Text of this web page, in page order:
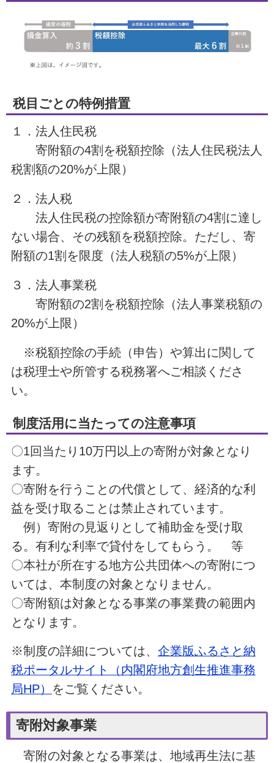
税目ごとの特例措置
１．法人住民税
寄附額の4割を税額控除（法人住民税法人
税割額の20%が上限）
２．法人税
法人住民税の控除額が寄附額の4割に達し
ない場合、その残額を税額控除。ただし、寄
附額の1割を限度（法人税額の5%が上限）
３．法人事業税
寄附額の2割を税額控除（法人事業税額の
20%が上限）
※税額控除の手続（申告）や算出に関して
は税理士や所管する税務署へご相談くださ
い。
制度活用に当たっての注意事項
〇1回当たり10万円以上の寄附が対象となり
ます。
〇寄附を行うことの代償として、経済的な利
益を受け取ることは禁止されています。
例）寄附の見返りとして補助金を受け取
る。有利な利率で貸付をしてもらう。 等
〇本社が所在する地方公共団体への寄附につ
いては、本制度の対象となりません。
〇寄附額は対象となる事業の事業費の範囲内
となります。
※制度の詳細については、 企業版ふるさと納
税ポータルサイト（内閣府地方創生推進事務
局HP） をご覧ください。
寄附対象事業
寄附の対象となる事業は、地域再生法に基